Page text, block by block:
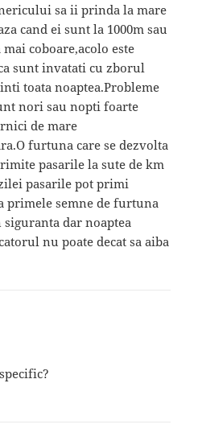
sa ii prinda la mare
cand ei sunt la 1000m sau
coboare,acolo este
sunt invatati cu zborul
toata noaptea.Probleme
nori sau nopti foarte
de mare
furtuna care se dezvolta
pasarile la sute de km
pasarile pot primi
primele semne de furtuna
dar noaptea
nu poate decat sa aiba